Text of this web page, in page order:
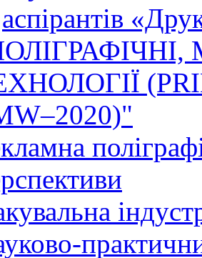
аспірантів